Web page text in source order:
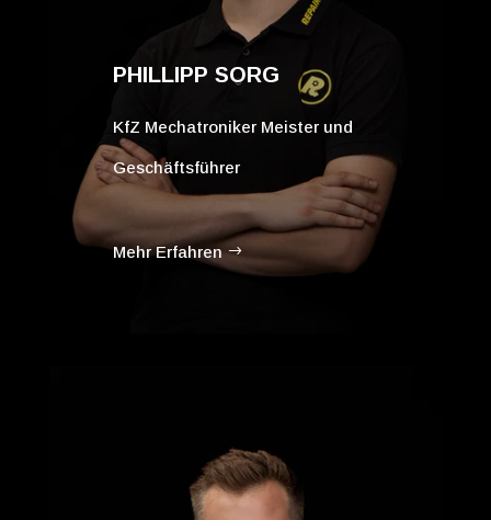
PHILLIPP SORG
KfZ Mechatroniker Meister und
Geschäftsführer
Mehr Erfahren